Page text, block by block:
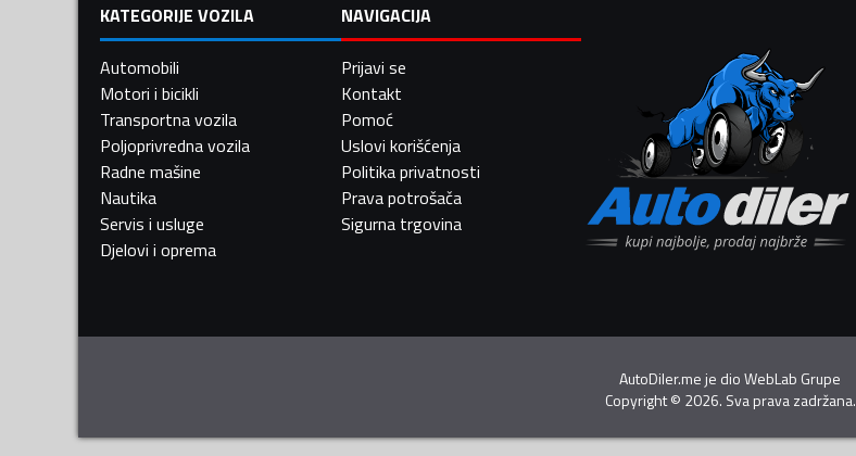
KATEGORIJE VOZILA
Automobili
Motori i bicikli
Transportna vozila
Poljoprivredna vozila
Radne mašine
Nautika
Servis i usluge
Djelovi i oprema
NAVIGACIJA
Prijavi se
Kontakt
Pomoć
Uslovi korišćenja
Politika privatnosti
Prava potrošača
Sigurna trgovina
AutoDiler.me je dioWebLab Grupe
Copyright© 2026. Sva prava zadržana.